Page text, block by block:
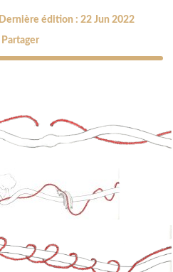
Dernière édition : 22 Jun 2022
Partager